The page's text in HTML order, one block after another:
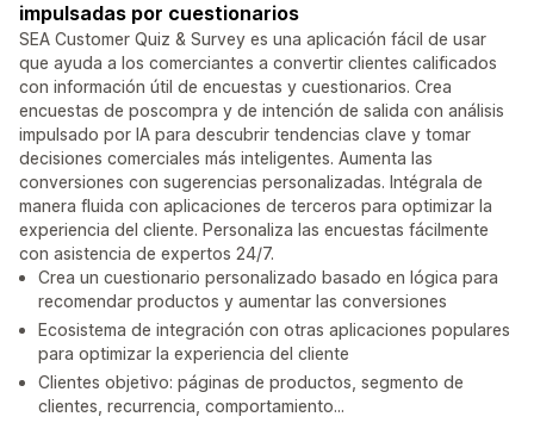
impulsadas por cuestionarios
SEA Customer Quiz & Survey es una aplicación fácil de usar
que ayuda a los comerciantes a convertir clientes calificados
con información útil de encuestas y cuestionarios. Crea
encuestas de poscompra y de intención de salida con análisis
impulsado por IA para descubrir tendencias clave y tomar
decisiones comerciales más inteligentes. Aumenta las
conversiones con sugerencias personalizadas. Intégrala de
manera fluida con aplicaciones de terceros para optimizar la
experiencia del cliente. Personaliza las encuestas fácilmente
con asistencia de expertos 24/7.
Crea un cuestionario personalizado basado en lógica para
recomendar productos y aumentar las conversiones
Ecosistema de integración con otras aplicaciones populares
para optimizar la experiencia del cliente
Clientes objetivo: páginas de productos, segmento de
clientes, recurrencia, comportamiento...